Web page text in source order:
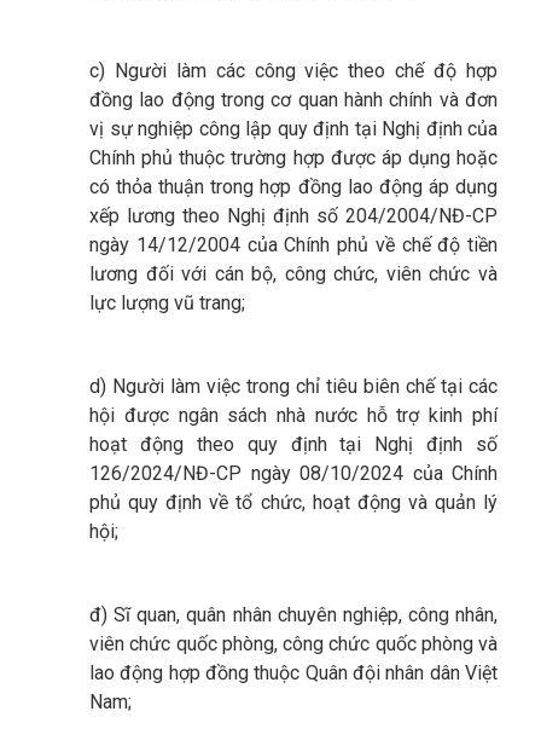
c) Người làm các công việc theo chế độ hợp
đồng lao động trong cơ quan hành chính và đơn
vị sự nghiệp công lập quy định tại Nghị định của
Chính phủ thuộc trường hợp được áp dụng hoặc
có thỏa thuận trong hợp đồng lao động áp dụng
xếp lương theo Nghị định số 204/2004/NĐ-CP
ngày 14/12/2004 của Chính phủ về chế độ tiền
lương đối với cán bộ, công chức, viên chức và
lực lượng vũ trang;
d) Người làm việc trong chỉ tiêu biên chế tại các
hội được ngân sách nhà nước hỗ trợ kinh phí
hoạt động theo quy định tại Nghị định số
126/2024/NĐ-CP ngày 08/10/2024 của Chính
phủ quy định về tổ chức, hoạt động và quản lý
hội;
đ) Sĩ quan, quân nhân chuyên nghiệp, công nhân,
viên chức quốc phòng, công chức quốc phòng và
lao động hợp đồng thuộc Quân đội nhân dân Việt
Nam;